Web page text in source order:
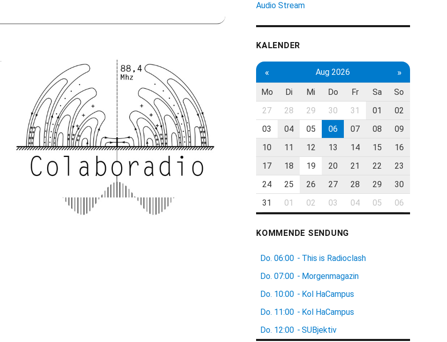
Audio Stream
KALENDER
« Aug 2026 »
Mo Di Mi Do Fr Sa
So
27
28 29 30 31 01
02
03
04 05 06 07 08
09
10
11 12 13 14 15
16
17
18 19 20 21 22
23
24
25 26 27 28 29
30
31
01 02 03 04 05 06
KOMMENDE SENDUNG
Do. 06:00 - This is Radioclash
Do. 07:00 - Morgenmagazin
Do. 10:00 - Kol HaCampus
Do. 11:00 - Kol HaCampus
Do. 12:00 - SUBjektiv